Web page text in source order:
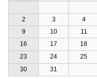
2
3 4
9
10 11
16
17 18
23
24 25
30
31